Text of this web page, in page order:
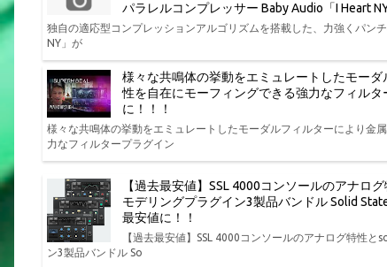
パラレルコンプレッサー Baby Audio「I Heart
独自の適応型コンプレッションアルゴリズムを搭載した、力強くパ
NY」が
様々な共鳴体の挙動をエミュレートしたモー
性を自在にモーフィングできる強力なフィル
に！！！
様々な共鳴体の挙動をエミュレートしたモーダルフィルターにより金
力なフィルタープラグイン
【過去最安値】SSL 4000コンソールのアナロ
モデリングプラグイン3製品バンドル Solid
最安値に！！
【過去最安値】SSL 4000コンソールのアナログ特性
ン3製品バンドル So